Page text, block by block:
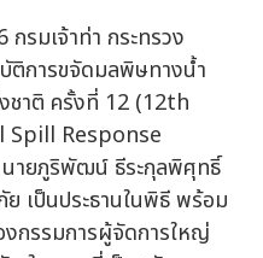
รมเจ้าท่า กระทรวง
การขจัดมลพิษทางน้ำ
ชาติ ครั้งที่ 12 (12th
Response
นายภูริพัฒน์ ธีระกุลพิศุทธิ์
เป็นประธานในพิธี พร้อม
กรรมการผู้จัดการใหญ่